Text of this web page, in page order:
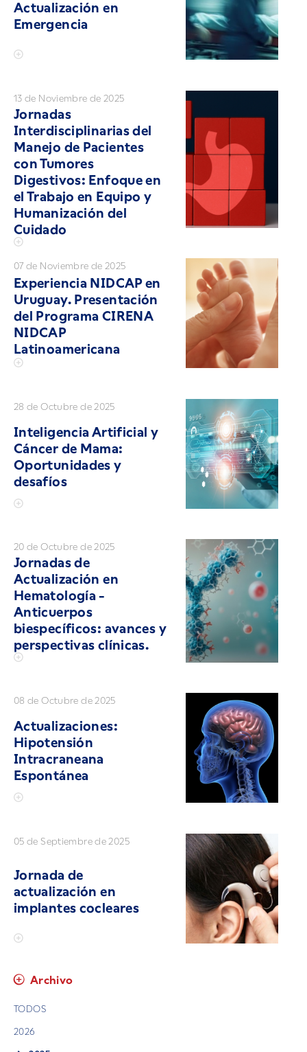
Actualización en
Emergencia
13 de Noviembre de 2025
Jornadas
Interdisciplinarias del
Manejo de Pacientes
con Tumores
Digestivos: Enfoque en
el Trabajo en Equipo y
Humanización del
Cuidado
07 de Noviembre de 2025
Experiencia NIDCAP en
Uruguay. Presentación
del Programa CIRENA
NIDCAP
Latinoamericana
28 de Octubre de 2025
Inteligencia Artificial y
Cáncer de Mama:
Oportunidades y
desafíos
20 de Octubre de 2025
Jornadas de
Actualización en
Hematología -
Anticuerpos
biespecíficos: avances y
perspectivas clínicas.
08 de Octubre de 2025
Actualizaciones:
Hipotensión
Intracraneana
Espontánea
05 de Septiembre de 2025
Jornada de
actualización en
implantes cocleares
Archivo
TODOS
2026